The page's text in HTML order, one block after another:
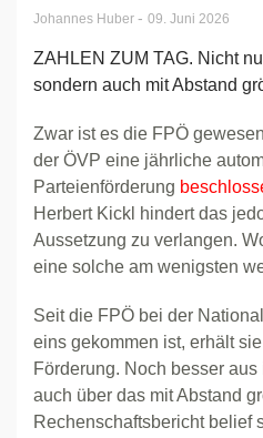
Johannes Huber - 09. Juni 2026
ZAHLEN ZUM TAG. Nicht
sondern auch mit Abstand
Zwar ist es die FPÖ
der ÖVP eine jährliche
Parteienförderung
Herbert Kickl hindert das
Aussetzung zu verlangen.
eine solche am wenigsten
Seit die FPÖ bei der
eins gekommen ist, erhält
Förderung. Noch besser
auch über das mit Abstand
Rechenschaftsbericht belief